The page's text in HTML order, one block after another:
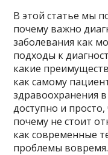
В этой статье мы
почему важно
заболевания как
подходы к
какие
как самому
здравоохранения
доступно и
почему не стоит
как современные
проблемы вовремя.